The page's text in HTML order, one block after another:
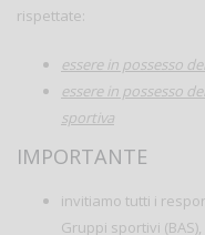
rispettate:
essere in possesso
essere in possesso
sportiva
IMPORTANTE
invitiamo tutti i
Gruppi sportivi